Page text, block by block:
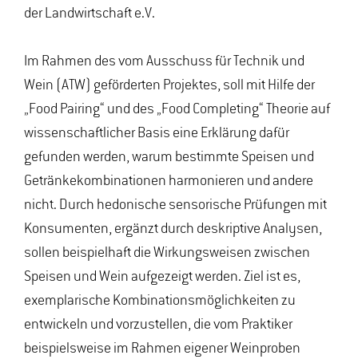
der Landwirtschaft e.V.
Im Rahmen des vom Ausschuss für Technik und
Wein (ATW) geförderten Projektes, soll mit Hilfe der
„Food Pairing“ und des „Food Completing“ Theorie auf
wissenschaftlicher Basis eine Erklärung dafür
gefunden werden, warum bestimmte Speisen und
Getränkekombinationen harmonieren und andere
nicht. Durch hedonische sensorische Prüfungen mit
Konsumenten, ergänzt durch deskriptive Analysen,
sollen beispielhaft die Wirkungsweisen zwischen
Speisen und Wein aufgezeigt werden. Ziel ist es,
exemplarische Kombinationsmöglichkeiten zu
entwickeln und vorzustellen, die vom Praktiker
beispielsweise im Rahmen eigener Weinproben